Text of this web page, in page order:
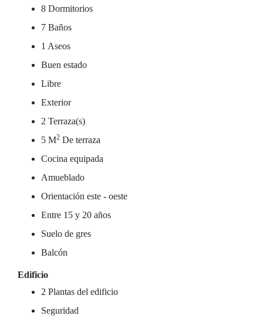
8 Dormitorios
7 Baños
1 Aseos
Buen estado
Libre
Exterior
2 Terraza(s)
5 M2 De terraza
Cocina equipada
Amueblado
Orientación este - oeste
Entre 15 y 20 años
Suelo de gres
Balcón
Edificio
2 Plantas del edificio
Seguridad